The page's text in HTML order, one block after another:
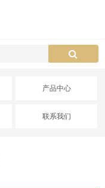
产品中心
联系我们